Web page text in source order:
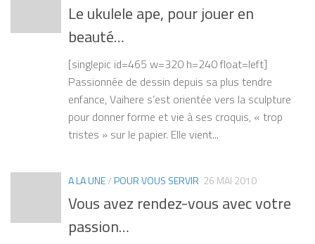
Le ukulele ape, pour jouer en
beauté…
[singlepic id=465 w=320 h=240 float=left]
Passionnée de dessin depuis sa plus tendre
enfance, Vaihere s’est orientée vers la sculpture
pour donner forme et vie à ses croquis, « trop
tristes » sur le papier. Elle vient...
A LA UNE/POUR VOUS SERVIR 26 MAI 2010
Vous avez rendez-vous avec votre
passion…